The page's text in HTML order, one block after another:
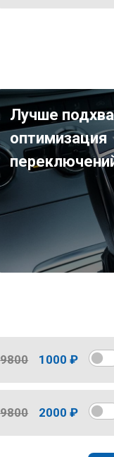
Лучше
оптимизация
9800 1000 ₽
9800 2000 ₽